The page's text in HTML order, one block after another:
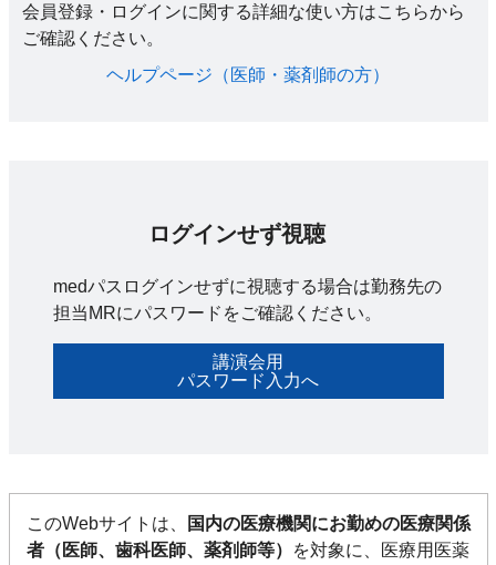
会員登録・ログインに関する詳細な使い方はこちらから
ご確認ください。​
ヘルプページ（医師・薬剤師の方）​
ログインせず視聴
medパスログインせずに視聴する場合は勤務先の
担当MRにパスワードをご確認ください。
講演会用
パスワード入力へ
このWebサイトは、
国内の医療機関にお勤めの医療関係
者（医師、歯科医師、薬剤師等）
を対象に、医療用医薬